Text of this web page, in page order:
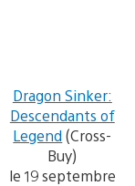
Dragon Sinker:
Descendants of
Legend (Cross-
Buy)
le 19 septembre